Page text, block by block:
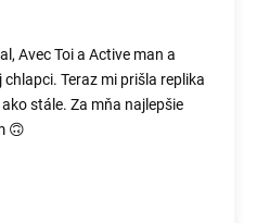
Avec Toi a Active man a
Teraz mi prišla replika
stále. Za mňa najlepšie
🙃